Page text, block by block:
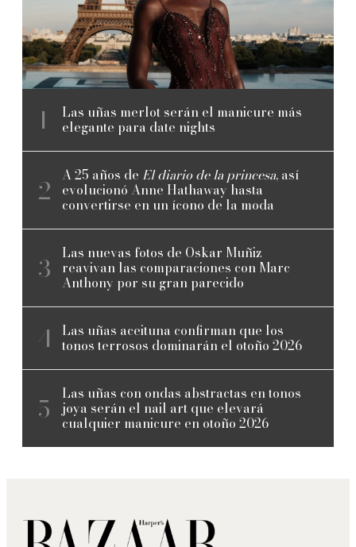
Las uñas merlot serán el manicure más
elegante para date nights
A 25 años de El diario de la princesa, así
evolucionó Anne Hathaway hasta
convertirse en un ícono de la moda
Las nuevas fotos de Oskar Muñiz
reavivan las comparaciones con Marc
Anthony por su gran parecido
Las uñas aceituna confirman que los
tonos terrosos dominarán el otoño 2026
Las uñas con ondas abstractas en tonos
joya serán el nail art que elevará
cualquier manicure en otoño 2026